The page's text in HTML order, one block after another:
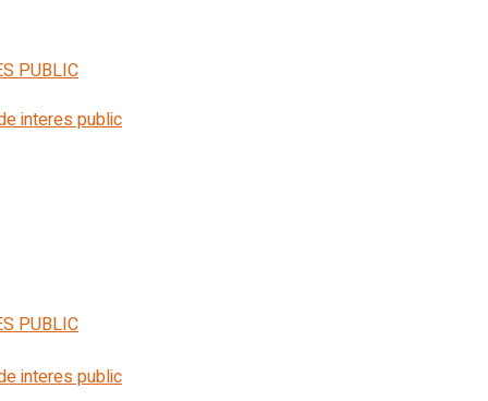
PUBLIC
interes public
PUBLIC
interes public